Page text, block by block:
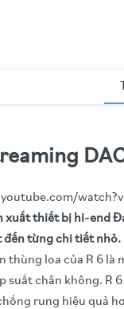
xuất thiết bị hi-end
từng chi tiết
thùng loa của R 6 là
suất chân không. R
rung hiệu quả